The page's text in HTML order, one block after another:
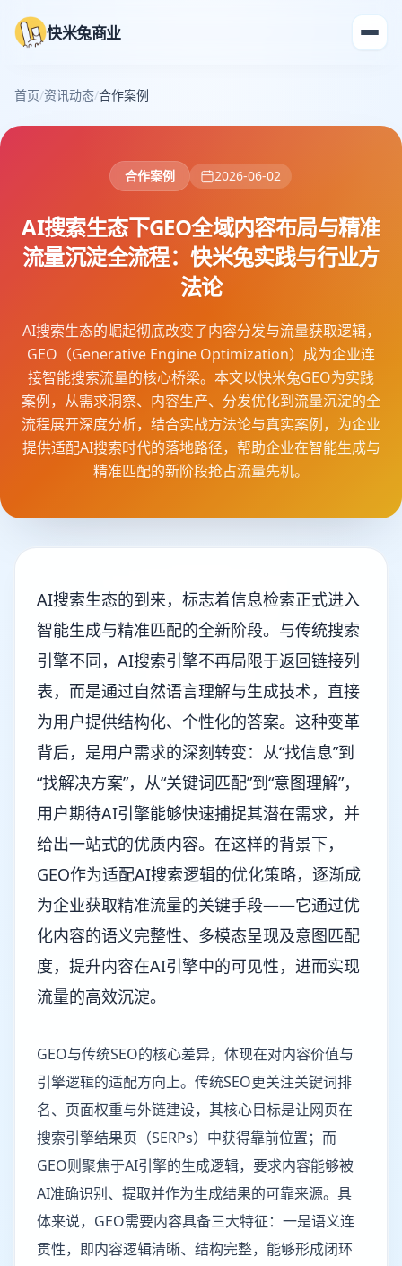
快米兔商业
首页/资讯动态/合作案例
合作案例 2026-06-02
AI搜索生态下GEO全域内容布局与精准
流量沉淀全流程：快米兔实践与行业方
法论
AI搜索生态的崛起彻底改变了内容分发与流量获取逻辑，
GEO（Generative Engine Optimization）成为企业连
接智能搜索流量的核心桥梁。本文以快米兔GEO为实践
案例，从需求洞察、内容生产、分发优化到流量沉淀的全
流程展开深度分析，结合实战方法论与真实案例，为企业
提供适配AI搜索时代的落地路径，帮助企业在智能生成与
精准匹配的新阶段抢占流量先机。
AI搜索生态的到来，标志着信息检索正式进入
智能生成与精准匹配的全新阶段。与传统搜索
引擎不同，AI搜索引擎不再局限于返回链接列
表，而是通过自然语言理解与生成技术，直接
为用户提供结构化、个性化的答案。这种变革
背后，是用户需求的深刻转变：从“找信息”到
“找解决方案”，从“关键词匹配”到“意图理解”，
用户期待AI引擎能够快速捕捉其潜在需求，并
给出一站式的优质内容。在这样的背景下，
GEO作为适配AI搜索逻辑的优化策略，逐渐成
为企业获取精准流量的关键手段——它通过优
化内容的语义完整性、多模态呈现及意图匹配
度，提升内容在AI引擎中的可见性，进而实现
流量的高效沉淀。
GEO与传统SEO的核心差异，体现在对内容价值与
引擎逻辑的适配方向上。传统SEO更关注关键词排
名、页面权重与外链建设，其核心目标是让网页在
搜索引擎结果页（SERPs）中获得靠前位置；而
GEO则聚焦于AI引擎的生成逻辑，要求内容能够被
AI准确识别、提取并作为生成结果的可靠来源。具
体来说，GEO需要内容具备三大特征：一是语义连
贯性，即内容逻辑清晰、结构完整，能够形成闭环